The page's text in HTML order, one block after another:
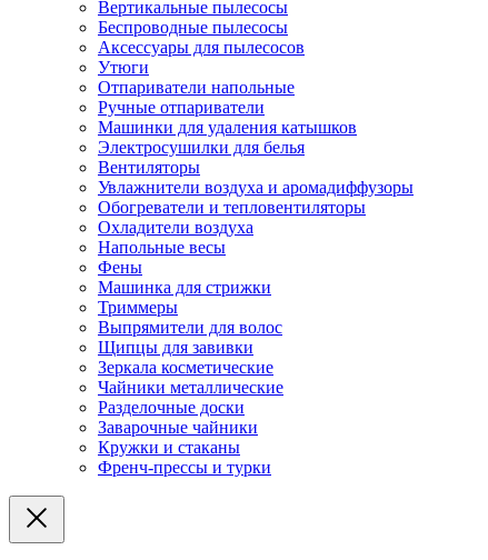
Вертикальные пылесосы
Беспроводные пылесосы
Аксессуары для пылесосов
Утюги
Отпариватели напольные
Ручные отпариватели
Машинки для удаления катышков
Электросушилки для белья
Вентиляторы
Увлажнители воздуха и аромадиффузоры
Обогреватели и тепловентиляторы
Охладители воздуха
Напольные весы
Фены
Машинка для стрижки
Триммеры
Выпрямители для волос
Щипцы для завивки
Зеркала косметические
Чайники металлические
Разделочные доски
Заварочные чайники
Кружки и стаканы
Френч-прессы и турки